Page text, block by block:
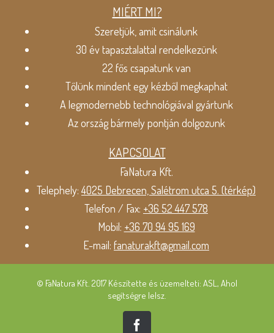
MIÉRT MI?
Szeretjük, amit csinálunk
30 év tapasztalattal rendelkezünk
22 fős csapatunk van
Tőlünk mindent egy kézből megkaphat
A legmodernebb technológiával gyártunk
Az ország bármely pontján dolgozunk
KAPCSOLAT
FaNatura Kft.
Telephely:4025 Debrecen, Salétrom utca 5. (térkép)
Telefon / Fax: +36 52 447 578
Mobil: +36 70 94 95 169
E-mail: fanaturakft@gmail.com
© FaNatura Kft. 2017 Készítette és üzemelteti: ASL, Ahol
segítségre lelsz.